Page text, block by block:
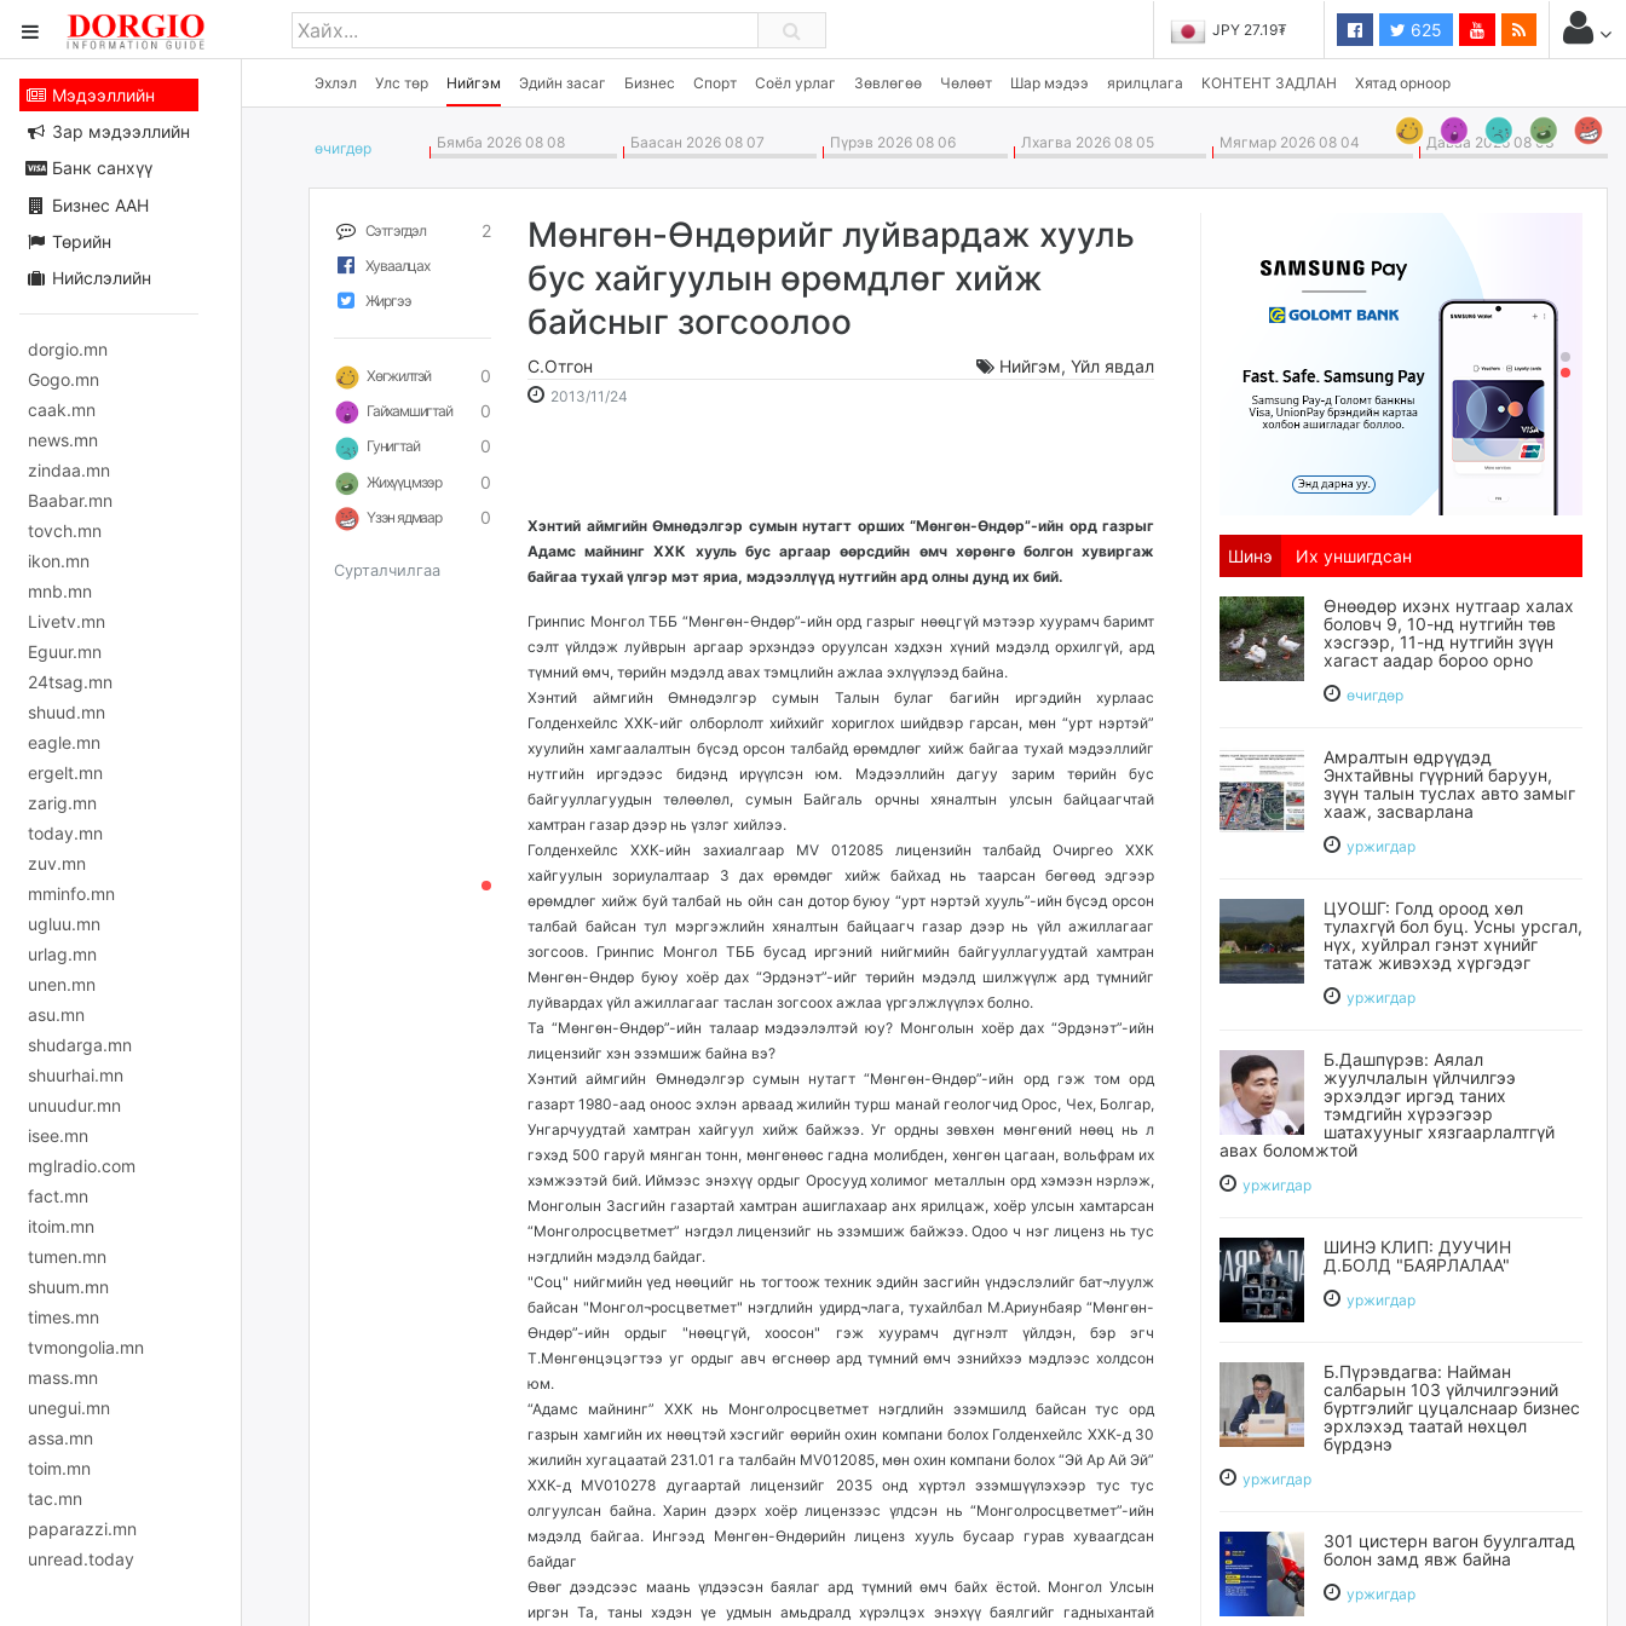
JPY 27.19₮ 625
Эхлэл Улс төр Нийгэм Эдийн засаг Бизнес Спорт Соёл урлаг Зөвлөгөө Чөлөөт Шар мэдээ ярилцлага КОНТЕНТ ЗАДЛАН Хятад орноор
Мэдээллийн
Зар мэдээллийн
Банк санхүү
Бизнес ААН
Төрийн
Нийслэлийн
dorgio.mn
Gogo.mn
caak.mn
news.mn
zindaa.mn
Baabar.mn
tovch.mn
ikon.mn
mnb.mn
Livetv.mn
Eguur.mn
24tsag.mn
shuud.mn
eagle.mn
ergelt.mn
zarig.mn
today.mn
zuv.mn
mminfo.mn
ugluu.mn
urlag.mn
unen.mn
asu.mn
shudarga.mn
shuurhai.mn
unuudur.mn
isee.mn
mglradio.com
fact.mn
itoim.mn
tumen.mn
shuum.mn
times.mn
tvmongolia.mn
mass.mn
unegui.mn
assa.mn
toim.mn
tac.mn
paparazzi.mn
unread.today
өчигдѳр Бямба 2026 08 08 Баасан 2026 08 07 Пүрэв 2026 08 06 Лхагва 2026 08 05 Мягмар 2026 08 04 Даваа 2026 08 03
Сэтгэгдэл 2
Хуваалцах
Жиргээ
Хөгжилтэй 0
Гайхамшигтай 0
Гунигтай 0
Жихүүцмээр 0
Үзэн ядмаар 0
Сурталчилгаа
Мөнгөн-Өндөрийг луйвардаж хууль
бус хайгуулын өрөмдлөг хийж
байсныг зогсоолоо
С.Отгон Нийгэм,Үйл явдал
2013/11/24
Хэнтий аймгийн Өмнөдэлгэр сумын нутагт орших “Мөнгөн-Өндөр”-ийн орд газрыг
Адамс майнинг ХХК хууль бус аргаар өөрсдийн өмч хөрөнгө болгон хувиргаж
байгаа тухай үлгэр мэт яриа, мэдээллүүд нутгийн ард олны дунд их бий.
Гринпис Монгол ТББ “Мөнгөн-Өндөр”-ийн орд газрыг нөөцгүй мэтээр хуурамч баримт
сэлт үйлдэж луйврын аргаар эрхэндээ оруулсан хэдхэн хүний мэдэлд орхилгүй, ард
түмний өмч, төрийн мэдэлд авах тэмцлийн ажлаа эхлүүлээд байна.
Хэнтий аймгийн Өмнөдэлгэр сумын Талын булаг багийн иргэдийн хурлаас
Голденхейлс ХХК-ийг олборлолт хийхийг хориглох шийдвэр гарсан, мөн “урт нэртэй”
хуулийн хамгаалалтын бүсэд орсон талбайд өрөмдлөг хийж байгаа тухай мэдээллийг
нутгийн иргэдээс бидэнд ирүүлсэн юм. Мэдээллийн дагуу зарим төрийн бус
байгууллагуудын төлөөлөл, сумын Байгаль орчны хяналтын улсын байцаагчтай
хамтран газар дээр нь үзлэг хийлээ.
Голденхейлс ХХК-ийн захиалгаар MV 012085 лицензийн талбайд Очиргео ХХК
хайгуулын зориулалтаар 3 дах өрөмдөг хийж байхад нь таарсан бөгөөд эдгээр
өрөмдлөг хийж буй талбай нь ойн сан дотор буюу “урт нэртэй хууль”-ийн бүсэд орсон
талбай байсан тул мэргэжлийн хяналтын байцаагч газар дээр нь үйл ажиллагааг
зогсоов. Гринпис Монгол ТББ бусад иргэний нийгмийн байгууллагуудтай хамтран
Мөнгөн-Өндөр буюу хоёр дах “Эрдэнэт”-ийг төрийн мэдэлд шилжүүлж ард түмнийг
луйвардах үйл ажиллагааг таслан зогсоох ажлаа үргэлжлүүлэх болно.
Та “Мөнгөн-Өндөр”-ийн талаар мэдээлэлтэй юу? Монголын хоёр дах “Эрдэнэт”-ийн
лицензийг хэн эзэмшиж байна вэ?
Хэнтий аймгийн Өмнөдэлгэр сумын нутагт “Мөнгөн-Өндөр”-ийн орд гэж том орд
газарт 1980-аад оноос эхлэн арваад жилийн турш манай геологчид Орос, Чех, Болгар,
Унгарчуудтай хамтран хайгуул хийж байжээ. Уг ордны зөвхөн мөнгөний нөөц нь л
гэхэд 500 гаруй мянган тонн, мөнгөнөөс гадна молибден, хөнгөн цагаан, вольфрам их
хэмжээтэй бий. Иймээс энэхүү ордыг Оросууд холимог металлын орд хэмээн нэрлэж,
Монголын Засгийн газартай хамтран ашиглахаар анх ярилцаж, хоёр улсын хамтарсан
“Монголросцветмет” нэгдэл лицензийг нь эзэмшиж байжээ. Одоо ч нэг лиценз нь тус
нэгдлийн мэдэлд байдаг.
"Соц" нийгмийн үед нөөцийг нь тогтоож техник эдийн засгийн үндэслэлийг бат¬луулж
байсан "Монгол¬росцветмет" нэгдлийн удирд¬лага, тухайлбал М.Ариунбаяр “Мөнгөн-
Өндөр”-ийн ордыг "нөөцгүй, хоосон" гэж хуурамч дүгнэлт үйлдэн, бэр эгч
Т.Мөнгөнцэцэгтээ уг ордыг авч өгснөөр ард түмний өмч эзнийхээ мэдлээс холдсон
юм.
“Адамс майнинг” ХХК нь Монголросцветмет нэгдлийн эзэмшилд байсан тус орд
газрын хамгийн их нөөцтэй хэсгийг өөрийн охин компани болох Голденхейлс ХХК-д 30
жилийн хугацаатай 231.01 га талбайн MV012085, мөн охин компани болох “Эй Ар Ай Эй”
ХХК-д MV010278 дугаартай лицензийг 2035 онд хүртэл эзэмшүүлэхээр тус тус
олгуулсан байна. Харин дээрх хоёр лицензээс үлдсэн нь “Монголросцветмет”-ийн
мэдэлд байгаа. Ингээд Мөнгөн-Өндөрийн лиценз хууль бусаар гурав хуваагдсан
байдаг
Өвөг дээдсээс маань үлдээсэн баялаг ард түмний өмч байх ёстой. Монгол Улсын
иргэн Та, таны хэдэн үе удмын амьдралд хүрэлцэх энэхүү баялгийг гадныхантай
Шинэ Их уншигдсан
Өнөөдөр ихэнх нутгаар халах
боловч 9, 10-нд нутгийн төв
хэсгээр, 11-нд нутгийн зүүн
хагаст аадар бороо орно
өчигдѳр
Амралтын өдрүүдэд
Энхтайвны гүүрний баруун,
зүүн талын туслах авто замыг
хааж, засварлана
уржигдар
ЦУОШГ: Голд ороод хөл
тулахгүй бол буц. Усны урсгал,
нүх, хуйлрал гэнэт хүнийг
татаж живэхэд хүргэдэг
уржигдар
Б.Дашпүрэв: Аялал
жуулчлалын үйлчилгээ
эрхэлдэг иргэд таних
тэмдгийн хүрээгээр
шатахууныг хязгаарлалтгүй
авах боломжтой
уржигдар
ШИНЭ КЛИП: ДУУЧИН
Д.БОЛД "БАЯРЛАЛАА"
уржигдар
Б.Пүрэвдагва: Найман
салбарын 103 үйлчилгээний
бүртгэлийг цуцалснаар бизнес
эрхлэхэд таатай нөхцөл
бүрдэнэ
уржигдар
301 цистерн вагон буулгалтад
болон замд явж байна
уржигдар